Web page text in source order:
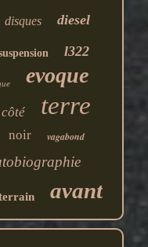
disques diesel
l322
evoque
côté terre
noir vagabond
avant